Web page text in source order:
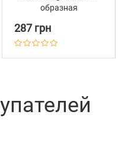
образная
Брезент Синяя
287 грн